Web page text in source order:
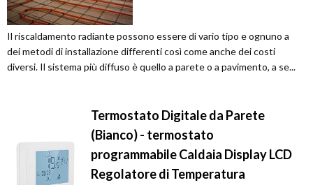
Il riscaldamento radiante possono essere di vario tipo e ognuno a
dei metodi di installazione differenti così come anche dei costi
diversi. Il sistema più diffuso è quello a parete o a pavimento, a se...
Termostato Digitale da Parete
(Bianco) - termostato
programmabile Caldaia Display LCD
Regolatore di Temperatura